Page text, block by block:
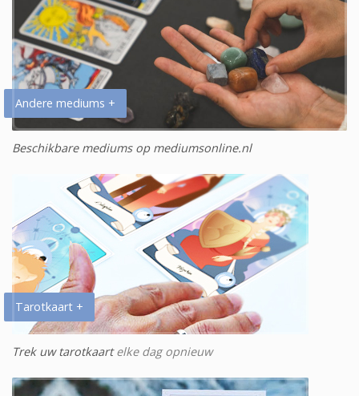
Andere mediums +
Beschikbare mediums op mediumsonline.nl
Tarotkaart +
Trek uw tarotkaartelke dag opnieuw